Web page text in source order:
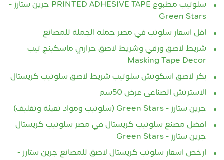
سلوتيب مطبوع PRINTED ADHESIVE TAPE جرين ستارز -
Green Stars
اقل اسعار سلوتب في مصر جملة الجملة للمصانع
شريط لاصق ورقي وشريط لاصق حراري ماسكينج تيب
Masking Tape Decor
بكر لاصق اسكوتش سلوتيب شريط لاصق سلوتيب كريستال
الاسترتش الصناعى عرض 50سم
جرين ستارز - Green Stars (سلوتيب ومواد تعبئة وتغليف)
افضل مصنع سلوتيب كريستال في مصر سلوتيب كريستال
جرين ستارز - Green Stars
ارخص اسعار سلوتب كريستال لاصق للمصانع جرين ستارز -